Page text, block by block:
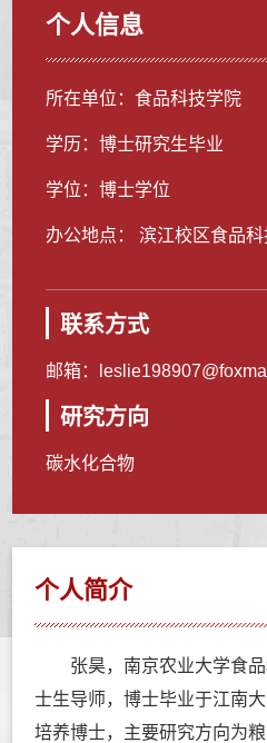
个人信息
所在单位：食品科技学院
学历：博士研究生毕业
学位：博士学位
办公地点： 滨江校区食品
联系方式
邮箱：
研究方向
碳水化合物
个人简介
张昊，南京农业大学食
士生导师，博士毕业于江南
培养博士，主要研究方向为